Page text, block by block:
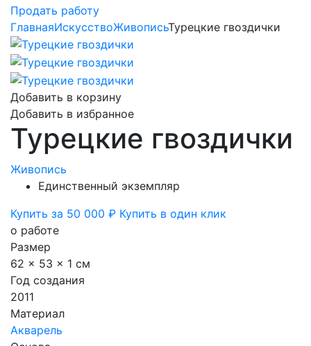
Продать работу
ГлавнаяИскусствоЖивописьТурецкие гвоздички
Добавить в корзину
Добавить в избранное
Турецкие гвоздички
Живопись
Единственный экземпляр
Купить за 50 000 ₽ Купить в один клик
о работе
Размер
62 x 53 x 1 см
Год создания
2011
Материал
Акварель